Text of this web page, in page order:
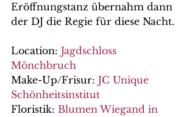
Eröffnungstanz übernahm dann
der DJ die Regie für diese Nacht.
Location: Jagdschloss
Mönchbruch
Make-Up/Frisur: JC Unique
Schönheitsinstitut
Floristik: Blumen Wiegand in